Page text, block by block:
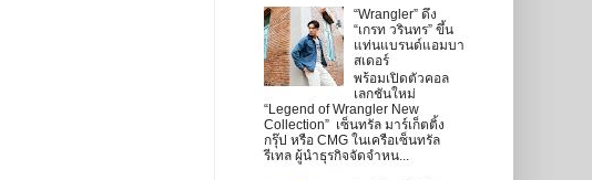
“Wrangler” ดึง
“เกรท วรินทร” ขึ้น
แท่นแบรนด์แอมบา
สเดอร์
พร้อมเปิดตัวคอล
เลกชันใหม่
“Legend of Wrangler New
Collection” เซ็นทรัล มาร์เก็ตติ้ง
กรุ๊ป หรือ CMG ในเครือเซ็นทรัล
รีเทล ผู้นำธุรกิจจัดจำหน...